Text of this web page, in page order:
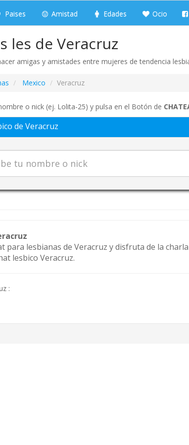
Paises Amistad Edades Ocio
les de Veracruz
amigas y amistades entre mujeres de tendencia
Mexico Veracruz
o nick (ej. Lolita-25) y pulsa en el Botón de
de Veracruz
para lesbianas de Veracruz y disfruta de la
lesbico Veracruz.
: